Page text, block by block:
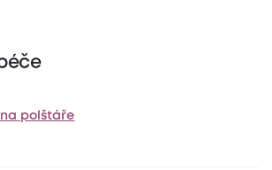
polštáře